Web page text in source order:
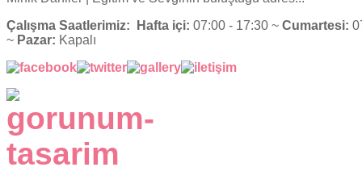
Çalışma Saatlerimiz:
Hafta içi: 07:00 - 17:30 ~ Cumartesi:
~ Pazar: Kapalı